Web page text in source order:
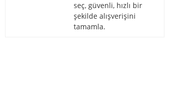
seç, güvenli, hızlı bir
şekilde alışverişini
tamamla.